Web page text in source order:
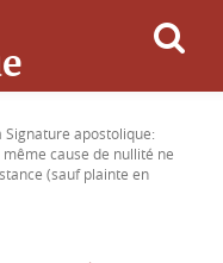
apostolique:
cause de nullité ne
(sauf plainte en